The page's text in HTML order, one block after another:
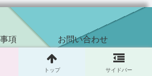
項 お問い合わせ
スマネジ＋.
トップ サイドバー